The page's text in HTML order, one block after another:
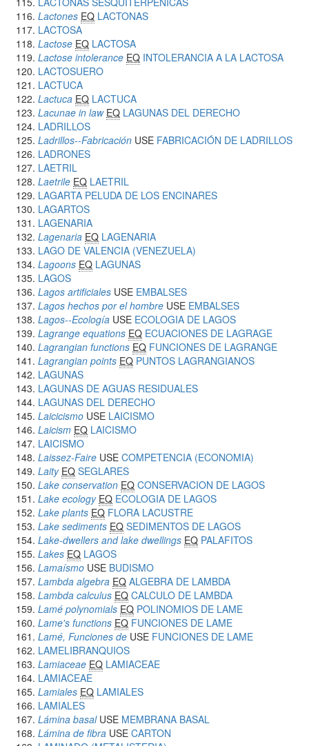
Lactones EQ LACTONAS
LACTOSA
Lactose EQ LACTOSA
Lactose intolerance EQ INTOLERANCIA A LA LACTOSA
LACTOSUERO
LACTUCA
Lactuca EQ LACTUCA
Lacunae in law EQ LAGUNAS DEL DERECHO
LADRILLOS
Ladrillos--Fabricación USE FABRICACIÓN DE LADRILLOS
LADRONES
LAETRIL
Laetrile EQ LAETRIL
LAGARTA PELUDA DE LOS ENCINARES
LAGARTOS
LAGENARIA
Lagenaria EQ LAGENARIA
LAGO DE VALENCIA (VENEZUELA)
Lagoons EQ LAGUNAS
LAGOS
Lagos artificiales USE EMBALSES
Lagos hechos por el hombre USE EMBALSES
Lagos--Ecología USE ECOLOGIA DE LAGOS
Lagrange equations EQ ECUACIONES DE LAGRAGE
Lagrangian functions EQ FUNCIONES DE LAGRANGE
Lagrangian points EQ PUNTOS LAGRANGIANOS
LAGUNAS
LAGUNAS DE AGUAS RESIDUALES
LAGUNAS DEL DERECHO
Laicicismo USE LAICISMO
Laicism EQ LAICISMO
LAICISMO
Laissez-Faire USE COMPETENCIA (ECONOMIA)
Laity EQ SEGLARES
Lake conservation EQ CONSERVACION DE LAGOS
Lake ecology EQ ECOLOGIA DE LAGOS
Lake plants EQ FLORA LACUSTRE
Lake sediments EQ SEDIMENTOS DE LAGOS
Lake-dwellers and lake dwellings EQ PALAFITOS
Lakes EQ LAGOS
Lamaísmo USE BUDISMO
Lambda algebra EQ ALGEBRA DE LAMBDA
Lambda calculus EQ CALCULO DE LAMBDA
Lamé polynomials EQ POLINOMIOS DE LAME
Lame's functions EQ FUNCIONES DE LAME
Lamé, Funciones de USE FUNCIONES DE LAME
LAMELIBRANQUIOS
Lamiaceae EQ LAMIACEAE
LAMIACEAE
Lamiales EQ LAMIALES
LAMIALES
Lámina basalUSE MEMBRANA BASAL
Lámina de fibra USE CARTON